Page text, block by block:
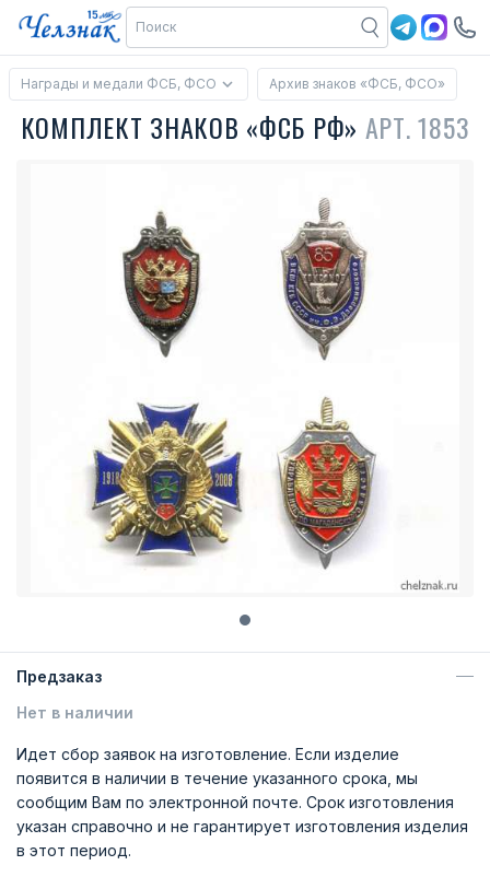
Награды и медали ФСБ, ФСО Архив знаков «ФСБ, ФСО»
КОМПЛЕКТ ЗНАКОВ «ФСБ РФ» АРТ. 1853
Предзаказ
Нет в наличии
Идет сбор заявок на изготовление. Если изделие
появится в наличии в течение указанного срока, мы
сообщим Вам по электронной почте. Срок изготовления
указан справочно и не гарантирует изготовления изделия
в этот период.